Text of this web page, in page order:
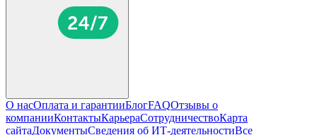
О насОплата и гарантииБлогFAQОтзывы о
компанииКонтактыКарьераСотрудничествоКарта
сайтаДокументыСведения об ИТ-деятельностиВсе